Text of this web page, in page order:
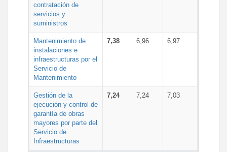
contratación de
servicios y
suministros
Mantenimiento de
instalaciones e
infraestructuras por el
Servicio de
Mantenimiento
7,38 6,96 6,97
Gestión de la
ejecución y control de
garantía de obras
mayores por parte del
Servicio de
Infraestructuras
7,24 7,24 7,03